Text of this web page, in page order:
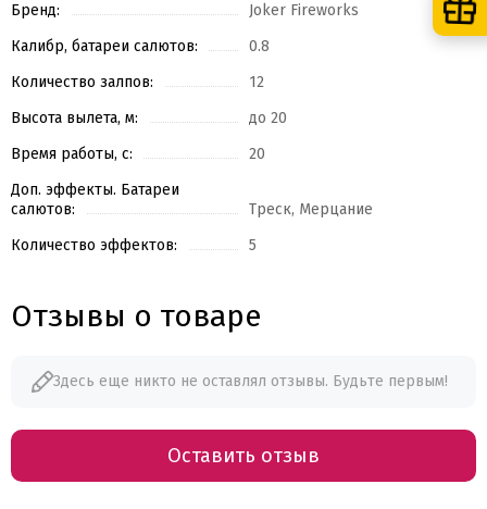
Бренд:
Joker Fireworks
Калибр, батареи салютов:
0.8
Количество залпов:
12
Высота вылета, м:
до 20
Время работы, с:
20
Доп. эффекты. Батареи
салютов:
Треск, Мерцание
Количество эффектов:
5
Отзывы о товаре
Здесь еще никто не оставлял отзывы. Будьте первым!
Оставить отзыв